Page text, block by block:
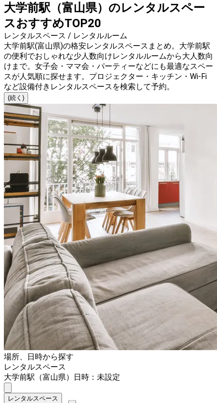
大学前駅（富山県）のレンタルスペー
スおすすめTOP20
レンタルスペース / レンタルルーム
大学前駅(富山県)の格安レンタルスペースまとめ。大学前駅
の便利でおしゃれな少人数向けレンタルルームから大人数向
けまで。女子会・ママ会・パーティーなどにも最適なスペー
スが人気順に探せます。プロジェクター・キッチン・Wi-Fi
など設備付きレンタルスペースを検索して予約。
(続く)
場所、日時から探す
レンタルスペース
大学前駅（富山県）
日時：未設定
レンタルスペース